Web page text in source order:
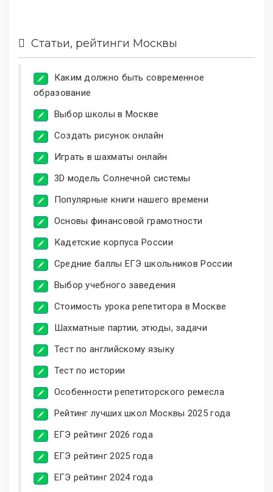
Статьи, рейтинги Москвы
Каким должно быть современное
образование
Выбор школы в Москве
Создать рисунок онлайн
Играть в шахматы онлайн
3D модель Солнечной системы
Популярные книги нашего времени
Основы финансовой грамотности
Кадетские корпуса России
Средние баллы ЕГЭ школьников России
Выбор учебного заведения
Стоимость урока репетитора в Москве
Шахматные партии, этюды, задачи
Тест по английскому языку
Тест по истории
Особенности репетиторского ремесла
Рейтинг лучших школ Москвы 2025 года
ЕГЭ рейтинг 2026 года
ЕГЭ рейтинг 2025 года
ЕГЭ рейтинг 2024 года